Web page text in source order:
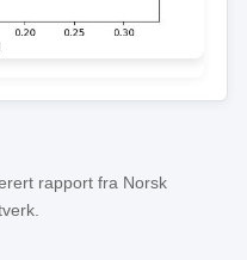
rapport fra Norsk